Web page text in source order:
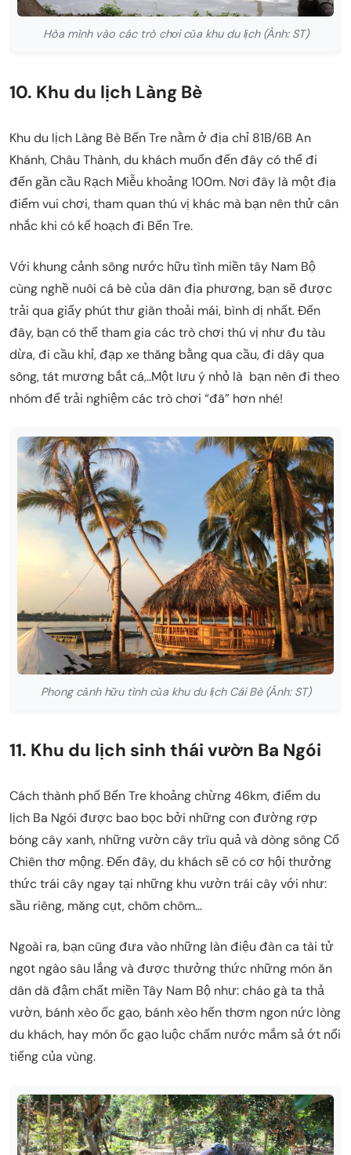
Hòa mình vào các trò chơi của khu du lịch (Ảnh: ST)
10. Khu du lịch Làng Bè
Khu du lịch Làng Bè Bến Tre nằm ở địa chỉ 81B/6B An
Khánh, Châu Thành, du khách muốn đến đây có thể đi
đến gần cầu Rạch Miễu khoảng 100m. Nơi đây là một địa
điểm vui chơi, tham quan thú vị khác mà bạn nên thử cân
nhắc khi có kế hoạch đi Bến Tre.
Với khung cảnh sông nước hữu tình miền tây Nam Bộ
cùng nghề nuôi cá bè của dân địa phương, bạn sẽ được
trải qua giấy phút thư giãn thoải mái, bình dị nhất. Đến
đây, bạn có thể tham gia các trò chơi thú vị như đu tàu
dừa, đi cầu khỉ, đạp xe thăng bằng qua cầu, đi dây qua
sông, tát mương bắt cá,..Một lưu ý nhỏ là bạn nên đi theo
nhóm để trải nghiệm các trò chơi “đã” hơn nhé!
Phong cảnh hữu tình của khu du lịch Cái Bè (Ảnh: ST)
11. Khu du lịch sinh thái vườn Ba Ngói
Cách thành phố Bến Tre khoảng chừng 46km, điểm du
lịch Ba Ngói được bao bọc bởi những con đường rợp
bóng cây xanh, những vườn cây trĩu quả và dòng sông Cổ
Chiên thơ mộng. Đến đây, du khách sẽ có cơ hội thưởng
thức trái cây ngay tại những khu vườn trái cây với như:
sầu riêng, măng cụt, chôm chôm…
Ngoài ra, bạn cũng đưa vào những làn điệu đàn ca tài tử
ngọt ngào sâu lắng và được thưởng thức những món ăn
dân dã đậm chất miền Tây Nam Bộ như: cháo gà ta thả
vườn, bánh xèo ốc gạo, bánh xèo hến thơm ngon nức lòng
du khách, hay món ốc gạo luộc chấm nước mắm sả ớt nổi
tiếng của vùng.